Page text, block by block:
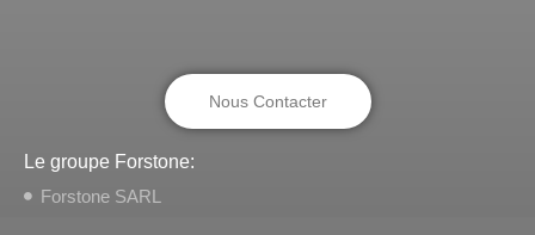
Nous Contacter
Le groupe Forstone:
Forstone SARL